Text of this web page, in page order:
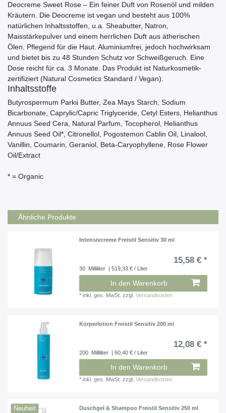
Deocreme Sweet Rose – Ein feiner Duft von Rosenöl und milden
Kräutern. Die Deocreme ist vegan und besteht aus 100%
natürlichen Inhaltsstoffen, u.a. Sheabutter, Natron,
Maisstärkepulver und einem herrlichen Duft aus ätherischen
Ölen. Pflegend für die Haut. Aluminiumfrei, jedoch hochwirksam
und bietet bis zu 48 Stunden Schutz vor Schweißgeruch. Eine
Dose reicht für ca. 3 Monate. Das Produkt ist Naturkosmetik-
zertifiziert (Natural Cosmetics Standard / Vegan).
Inhaltsstoffe
Butyrospermum Parkii Butter, Zea Mays Starch, Sodium
Bicarbonate, Caprylic/Capric Triglyceride, Cetyl Esters, Helianthus
Annuus Seed Cera, Natural Parfum, Tocopherol, Helianthus
Annuus Seed Oil*, Citronellol, Pogostemon Cablin Oil, Linalool,
Vanillin, Coumarin, Geraniol, Beta-Caryophyllene, Rose Flower
Oil/Extract
* = Organic
Ähnliche Produkte
Intensivcreme Freistil Sensitiv 30 ml
15,58 € *
30 Milliliter | 519,33 € / Liter
In den Warenkorb
*inkl. ges. MwSt. zzgl.Versandkosten
Körperlotion Freistil Sensitiv 200 ml
12,08 € *
200 Milliliter | 60,40 € / Liter
In den Warenkorb
*inkl. ges. MwSt. zzgl.Versandkosten
Neuheit Duschgel & Shampoo Freistil Sensitiv 250 ml